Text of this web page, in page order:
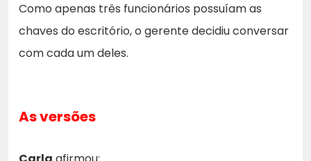
Como apenas três funcionários possuíam as
chaves do escritório, o gerente decidiu conversar
com cada um deles.
As versões